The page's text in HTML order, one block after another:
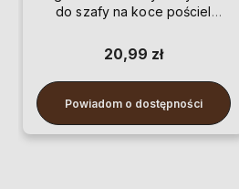
do szafy na koce pościel
20,99 zł
Powiadom o dostępności